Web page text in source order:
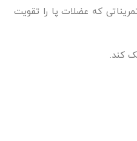
که عضلات پا را تقویت
کند.